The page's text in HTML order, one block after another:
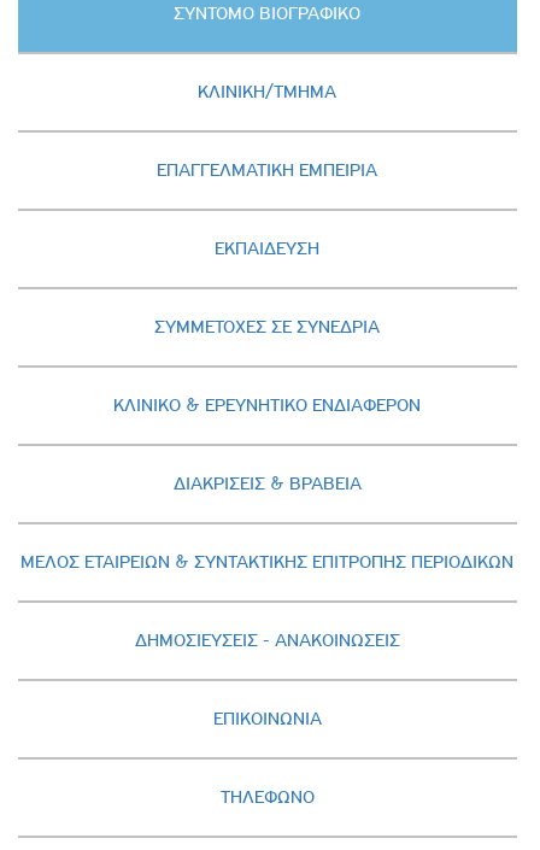
ΣΥΝΤΟΜΟ ΒΙΟΓΡΑΦΙΚΟ
ΚΛΙΝΙΚΗ/ΤΜΗΜΑ
ΕΠΑΓΓΕΛΜΑΤΙΚΗ ΕΜΠΕΙΡΙΑ
ΕΚΠΑΙΔΕΥΣΗ
ΣΥΜΜΕΤΟΧΕΣ ΣΕ ΣΥΝΕΔΡΙΑ
ΚΛΙΝΙΚΟ & ΕΡΕΥΝΗΤΙΚΟ ΕΝΔΙΑΦΕΡΟΝ
ΔΙΑΚΡΙΣΕΙΣ & ΒΡΑΒΕΙΑ
ΜΕΛΟΣ ΕΤΑΙΡΕΙΩΝ & ΣΥΝΤΑΚΤΙΚΗΣ ΕΠΙΤΡΟΠΗΣ ΠΕΡΙΟΔΙΚΩΝ
ΔΗΜΟΣΙΕΥΣΕΙΣ - AΝΑΚΟΙΝΩΣΕΙΣ
ΕΠΙΚΟΙΝΩΝΙΑ
ΤΗΛΕΦΩΝΟ